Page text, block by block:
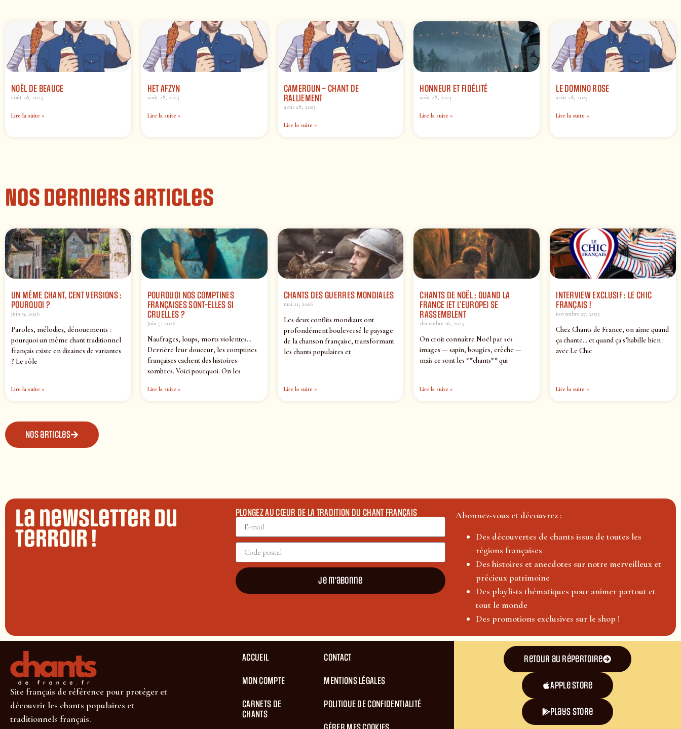
NOËL DE BEAUCE
août 28, 2023
Lire la suite »
HET AFZYN
août 28, 2023
Lire la suite »
CAMEROUN – CHANT DE
RALLIEMENT
août 28, 2023
Lire la suite »
HONNEUR ET FIDÉLITÉ
août 28, 2023
Lire la suite »
LE DOMINO ROSE
août 28, 2023
Lire la suite »
Nos derniers articles
UN MÊME CHANT, CENT VERSIONS :
POURQUOI ?
juin 9, 2026
Paroles, mélodies, dénouements :
pourquoi un même chant traditionnel
français existe en dizaines de variantes
? Le rôle
Lire la suite »
POURQUOI NOS COMPTINES
FRANÇAISES SONT-ELLES SI
CRUELLES ?
juin 7, 2026
Naufrages, loups, morts violentes…
Derrière leur douceur, les comptines
françaises cachent des histoires
sombres. Voici pourquoi. On les
Lire la suite »
CHANTS DES GUERRES MONDIALES
mai 21, 2026
Les deux conflits mondiaux ont
profondément bouleversé le paysage
de la chanson française, transformant
les chants populaires et
Lire la suite »
CHANTS DE NOËL : QUAND LA
FRANCE (ET L’EUROPE) SE
RASSEMBLENT
décembre 16, 2025
On croit connaître Noël par ses
images — sapin, bougies, crèche —
mais ce sont les **chants** qui
Lire la suite »
INTERVIEW EXCLUSIF : LE CHIC
FRANÇAIS !
novembre 27, 2025
Chez Chants de France, on aime quand
ça chante… et quand ça s’habille bien :
avec Le Chic
Lire la suite »
Nos articles
La newsletter du
terroir !
PLONGEZ AU CŒUR DE LA TRADITION DU CHANT FRANÇAIS
Je m'abonne
Abonnez-vous et découvrez :
Des découvertes de chants issus de toutes les
régions françaises
Des histoires et anecdotes sur notre merveilleux et
précieux patrimoine
Des playlists thématiques pour animer partout et
tout le monde
Des promotions exclusives sur le shop !
Site français de référence pour protéger et
découvrir les chants populaires et
traditionnels français.
ACCUEIL
MON COMPTE
CARNETS DE
CHANTS
CONTACT
MENTIONS LÉGALES
POLITIQUE DE CONFIDENTIALITÉ
Retour au répertoire
Apple Store
plays store